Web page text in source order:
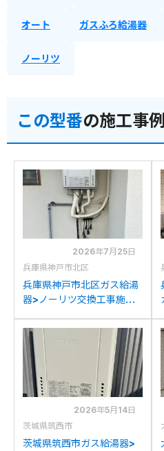
オート ガスふろ給湯器
ノーリツ
この型番の施工事例
2026年7月25日
兵庫県神戸市北区
兵庫県神戸市北区ガス給湯
器>ノーリツ交換工事施工
C040&GT-2450SWXか
らノーリツGT-2470SAW
BLへの交換
2026年5月14日
茨城県筑西市
茨城県筑西市ガス給湯器>